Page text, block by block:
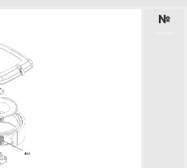
регулятор
0100-E1
№